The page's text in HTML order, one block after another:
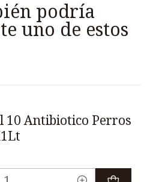
podría
uno de estos
10 Antibiotico Perros